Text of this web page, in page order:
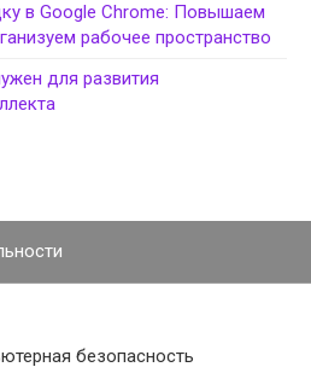
в Google Chrome: Повышаем
рабочее пространство
для развития
безопасность